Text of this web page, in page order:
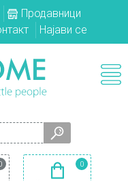
Продавници
Најави се
0